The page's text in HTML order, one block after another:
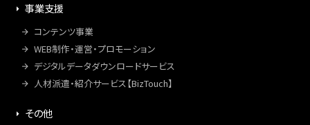
事業支援
コンテンツ事業
WEB制作・運営・プロモーション
デジタルデータダウンロードサービス
人材派遣・紹介サービス【BizTouch】
その他